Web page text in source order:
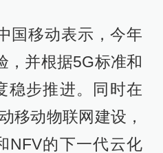
国移动表示，今年
，并根据5G标准和
稳步推进。同时在
移动物联网建设，
NFV的下一代云化